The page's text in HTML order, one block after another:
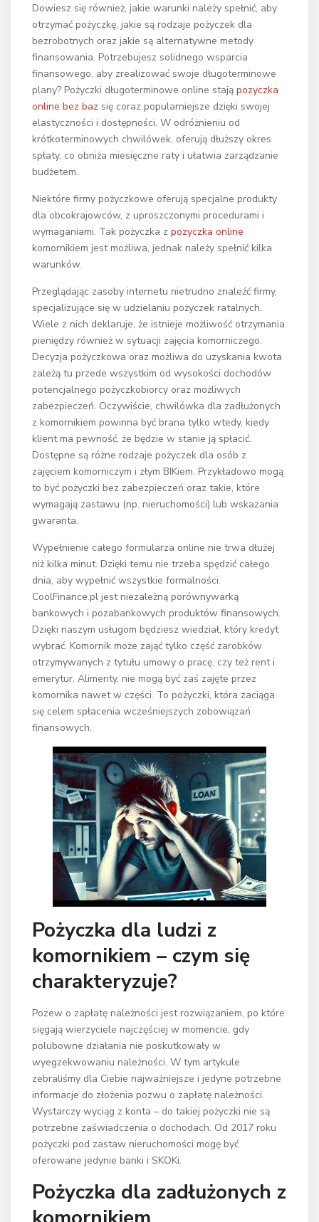
Dowiesz się również, jakie warunki należy spełnić, aby
otrzymać pożyczkę, jakie są rodzaje pożyczek dla
bezrobotnych oraz jakie są alternatywne metody
finansowania. Potrzebujesz solidnego wsparcia
finansowego, aby zrealizować swoje długoterminowe
plany? Pożyczki długoterminowe online stają pozyczka
online bez baz się coraz popularniejsze dzięki swojej
elastyczności i dostępności. W odróżnieniu od
krótkoterminowych chwilówek, oferują dłuższy okres
spłaty, co obniża miesięczne raty i ułatwia zarządzanie
budżetem.
Niektóre firmy pożyczkowe oferują specjalne produkty
dla obcokrajowców, z uproszczonymi procedurami i
wymaganiami. Tak pożyczka z pozyczka online
komornikiem jest możliwa, jednak należy spełnić kilka
warunków.
Przeglądając zasoby internetu nietrudno znaleźć firmy,
specjalizujące się w udzielaniu pożyczek ratalnych.
Wiele z nich deklaruje, że istnieje możliwość otrzymania
pieniędzy również w sytuacji zajęcia komorniczego.
Decyzja pożyczkowa oraz możliwa do uzyskania kwota
zależą tu przede wszystkim od wysokości dochodów
potencjalnego pożyczkobiorcy oraz możliwych
zabezpieczeń. Oczywiście, chwilówka dla zadłużonych
z komornikiem powinna być brana tylko wtedy, kiedy
klient ma pewność, że będzie w stanie ją spłacić.
Dostępne są różne rodzaje pożyczek dla osób z
zajęciem komorniczym i złym BIKiem. Przykładowo mogą
to być pożyczki bez zabezpieczeń oraz takie, które
wymagają zastawu (np. nieruchomości) lub wskazania
gwaranta.
Wypełnienie całego formularza online nie trwa dłużej
niż kilka minut. Dzięki temu nie trzeba spędzić całego
dnia, aby wypełnić wszystkie formalności.
CoolFinance.pl jest niezależną porównywarką
bankowych i pozabankowych produktów finansowych.
Dzięki naszym usługom będziesz wiedział, który kredyt
wybrać. Komornik może zająć tylko część zarobków
otrzymywanych z tytułu umowy o pracę, czy też rent i
emerytur. Alimenty, nie mogą być zaś zajęte przez
komornika nawet w części. To pożyczki, która zaciąga
się celem spłacenia wcześniejszych zobowiązań
finansowych.
Pożyczka dla ludzi z
komornikiem – czym się
charakteryzuje?
Pozew o zapłatę należności jest rozwiązaniem, po które
sięgają wierzyciele najczęściej w momencie, gdy
polubowne działania nie poskutkowały w
wyegzekwowaniu należności. W tym artykule
zebraliśmy dla Ciebie najważniejsze i jedyne potrzebne
informacje do złożenia pozwu o zapłatę należności.
Wystarczy wyciąg z konta – do takiej pożyczki nie są
potrzebne zaświadczenia o dochodach. Od 2017 roku
pożyczki pod zastaw nieruchomości mogę być
oferowane jedynie banki i SKOKi.
Pożyczka dla zadłużonych z